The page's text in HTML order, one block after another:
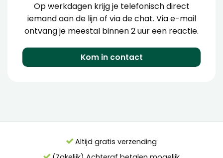
Op werkdagen krijg je telefonisch direct
iemand aan de lijn of via de chat. Via e-mail
ontvang je meestal binnen 2 uur een reactie.
Kom in contact
Altijd gratis verzending